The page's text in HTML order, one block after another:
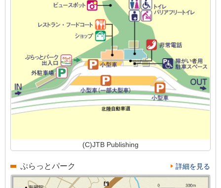
(C)JTB Publishing
ぷらっとパーク 詳細を見る